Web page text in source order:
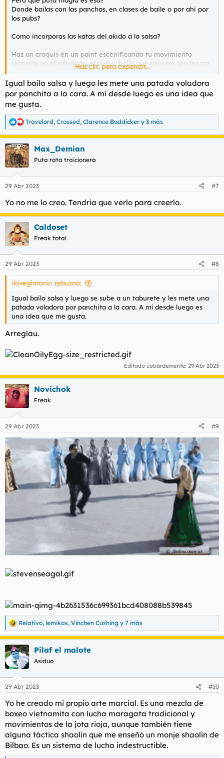
Donde bailas con las panchas, en clases de baile o por ahi por
los pubs?
Como incorporas las katas del akido a la salsa?
Haz un croquis en un paint escenificando tu movimiento
maestro en el salsakido, el nuevo baile que causara tendencia
en los proximos años
Haz clic para expandir...
Igual baila salsa y luego les mete una patada voladora
por panchita a la cara. A mí desde luego es una idea que
me gusta.
R
e
a
c
c
i
e
:
Travelord, Crossed, Clarence Boddicker y 3 más
Max_Demian
Puta rata traicionera
29 Abr 2023 #7
Yo no me lo creo. Tendría que verlo para creerlo.
Caldoset
Freak total
29 Abr 2023 #8
ilovegintonic rebuznó:
Igual baila salsa y luego se sube a un taburete y les mete una
patada voladora por panchita a la cara. A mí desde luego es
una idea que me gusta.
Arreglau.
Editado cobardemente: 29 Abr 2023
Novichok
Freak
29 Abr 2023 #9
R
e
a
c
c
i
e
:
Relativo, lemikox, Vinchen Cushing y 7 más
Pilaf el malote
Asiduo
29 Abr 2023 #10
Yo he creado mi propio arte marcial. Es una mezcla de
boxeo vietnamita con lucha maragata tradicional y
movimientos de la jota rioja, aunque también tiene
alguna táctica shaolin que me enseñó un monje shaolin de
Bilbao. Es un sistema de lucha indestructible.